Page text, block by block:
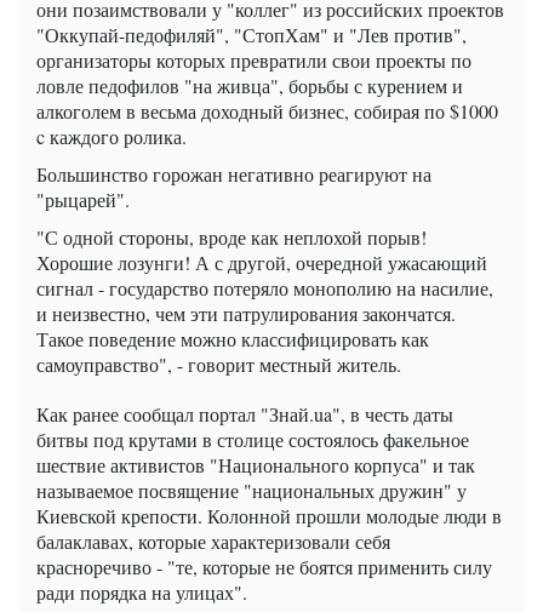
они позаимствовали у "коллег" из российских проектов
"Оккупай-педофиляй", "СтопХам" и "Лев против",
организаторы которых превратили свои проекты по
ловле педофилов "на живца", борьбы с курением и
алкоголем в весьма доходный бизнес, собирая по $1000
c каждого ролика.
Большинство горожан негативно реагируют на
"рыцарей".
"С одной стороны, вроде как неплохой порыв!
Хорошие лозунги! А с другой, очередной ужасающий
сигнал - государство потеряло монополию на насилие,
и неизвестно, чем эти патрулирования закончатся.
Такое поведение можно классифицировать как
самоуправство", - говорит местный житель.
Как ранее сообщал портал "Знай.ua", в честь даты
битвы под крутами в столице состоялось факельное
шествие активистов "Национального корпуса" и так
называемое посвящение "национальных дружин" у
Киевской крепости. Колонной прошли молодые люди в
балаклавах, которые характеризовали себя
красноречиво - "те, которые не боятся применить силу
ради порядка на улицах".